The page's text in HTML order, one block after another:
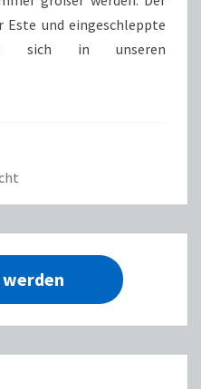
und eingeschleppte
sich in unseren